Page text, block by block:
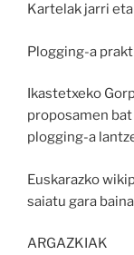
Kartelak jarri
Plogging-a
Ikastetxeko
proposamen
plogging-a
Euskarazko
saiatu gara
ARGAZKIAK